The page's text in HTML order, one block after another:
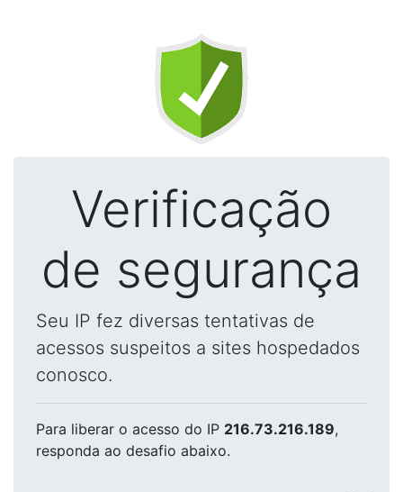
Verificação
de segurança
Seu IP fez diversas tentativas de
acessos suspeitos a sites hospedados
conosco.
Para liberar o acesso do IP 216.73.216.189,
responda ao desafio abaixo.